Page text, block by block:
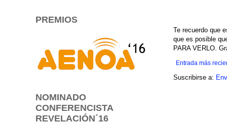
Te recuerdo que
que es posible
PARA VERLO.
Entrada más
Suscribirse a:
PREMIOS
NOMINADO
CONFERENCISTA
REVELACIÓN´16